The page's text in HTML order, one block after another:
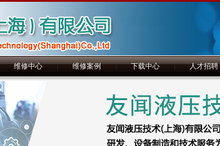
维修中心|维修案例|下载中心|人才招聘